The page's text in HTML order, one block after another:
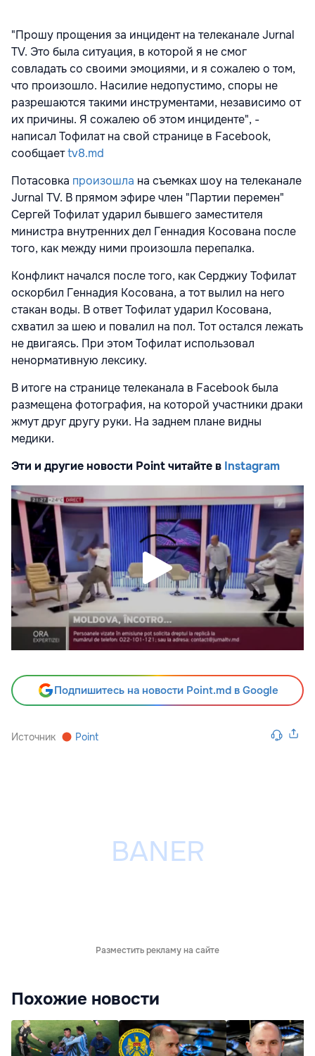
"Прошу прощения за инцидент на телеканале Jurnal
TV. Это была ситуация, в которой я не смог
совладать со своими эмоциями, и я сожалею о том,
что произошло. Насилие недопустимо, споры не
разрешаются такими инструментами, независимо от
их причины. Я сожалею об этом инциденте", -
написал Тофилат на свой странице в Facebook,
сообщаетtv8.md
Потасовка произошла на съемках шоу на телеканале
Jurnal TV. В прямом эфире член "Партии перемен"
Сергей Тофилат ударил бывшего заместителя
министра внутренних дел Геннадия Косована после
того, как между ними произошла перепалка.
Конфликт начался после того, как Серджиу Тофилат
оскорбил Геннадия Косована, а тот вылил на него
стакан воды. В ответ Тофилат ударил Косована,
схватил за шею и повалил на пол. Тот остался лежать
не двигаясь. При этом Тофилат использовал
ненормативную лексику.
В итоге на странице телеканала в Facebook была
размещена фотография, на которой участники драки
жмут друг другу руки. На заднем плане видны
медики.
Эти и другие новости Point читайте в Instagram
Подпишитесь на новости Point.md в Google
Источник Point
Разместить рекламу на сайте
Похожие новости